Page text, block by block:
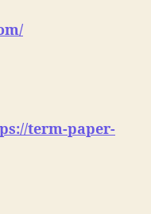
term-paper-